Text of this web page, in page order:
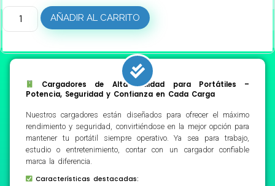
AÑADIR AL CARRITO
Cargadores de Alta Calidad para Portátiles –
Potencia, Seguridad y Confianza en Cada Carga
Nuestros cargadores están diseñados para ofrecer el máximo
rendimiento y seguridad, convirtiéndose en la mejor opción para
mantener tu portátil siempre operativo. Ya sea para trabajo,
estudio o entretenimiento, contar con un cargador confiable
marca la diferencia.
Características destacadas: